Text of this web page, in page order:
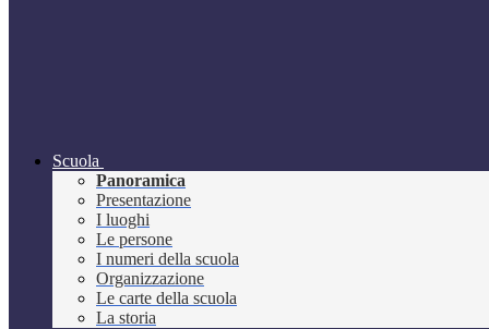
Scuola
Panoramica
Presentazione
I luoghi
Le persone
I numeri della scuola
Organizzazione
Le carte della scuola
La storia